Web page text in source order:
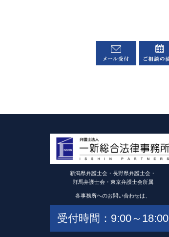
新潟県弁護士会・長野県弁護士会・
群馬弁護士会・東京弁護士会所属
各事務所へのお問い合わせは、
受付時間：9:00～18:00